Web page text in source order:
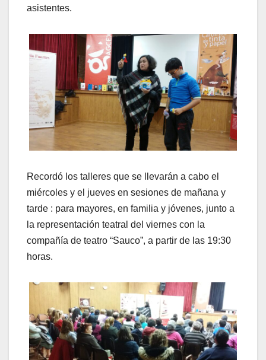
asistentes.
Recordó los talleres que se llevarán a cabo el
miércoles y el jueves en sesiones de mañana y
tarde : para mayores, en familia y jóvenes, junto a
la representación teatral del viernes con la
compañía de teatro “Sauco”, a partir de las 19:30
horas.